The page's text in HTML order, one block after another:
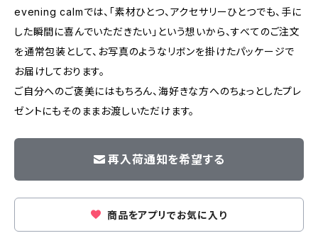
evening calmでは、「素材ひとつ、アクセサリーひとつでも、手に
した瞬間に喜んでいただきたい」という想いから、すべてのご注文
を通常包装として、お写真のようなリボンを掛けたパッケージで
お届けしております。
ご自分へのご褒美にはもちろん、海好きな方へのちょっとしたプレ
ゼントにもそのままお渡しいただけます。
再入荷通知を希望する
商品をアプリでお気に入り